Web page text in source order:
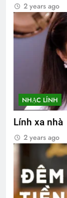
2 years ago
NHẠC LÍNH
Lính xa nhà
2 years ago